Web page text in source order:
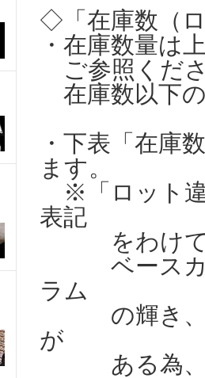
◇「在庫数（
・在庫数量は
ご参照くだ
在庫数以下
・下表「在庫
ます。
※「ロット違
表記
をわけてい
ベースカラ
ラム
の輝き、濃
が
ある為、表